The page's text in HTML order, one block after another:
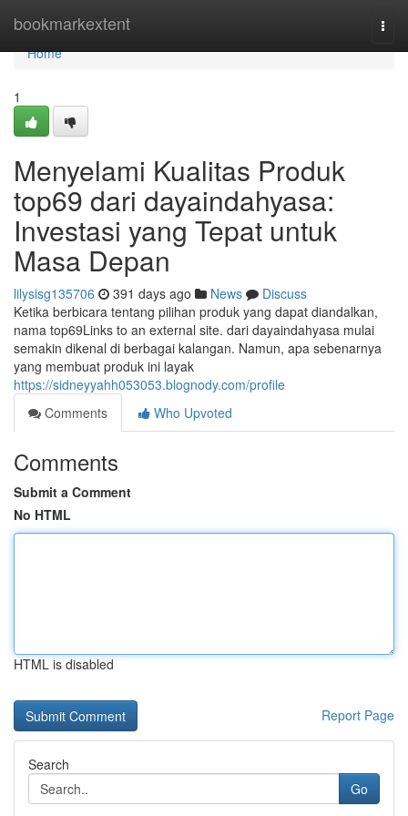
bookmarkextent
Home
Home
1
Menyelami Kualitas Produk
top69 dari dayaindahyasa:
Investasi yang Tepat untuk
Masa Depan
lilysisg135706 391 days ago News
Discuss
Ketika berbicara tentang pilihan produk yang dapat diandalkan,
nama top69Links to an external site. dari dayaindahyasa mulai
semakin dikenal di berbagai kalangan. Namun, apa sebenarnya
yang membuat produk ini layak
https://sidneyyahh053053.blognody.com/profile
Comments
Who Upvoted
Comments
Submit a Comment
No HTML
HTML is disabled
Report Page
Search
Go